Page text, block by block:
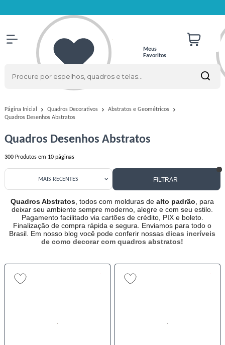
Meus
Favoritos
Página Inicial Quadros Decorativos
Abstratos e Geométricos
Quadros Desenhos Abstratos
Quadros Desenhos Abstratos
300 Produtos em 10 páginas
FILTRAR
MAIS RECENTES
Quadros Abstratos , todos com molduras dealto padrão , para
deixar seu ambiente sempre moderno, alegre e com seu estilo.
Pagamento facilitado via cartões de crédito, PIX e boleto.
Finalização de compra rápida e segura. Enviamos para todo o
Brasil. Em nosso blog você pode conferir nossasdicas incríveis
de como decorar com quadros abstratos!